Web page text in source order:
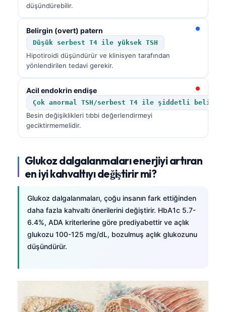
düşündürebilir.
Belirgin (overt) patern
Düşük serbest T4 ile yüksek TSH
Hipotiroidi düşündürür ve klinisyen tarafından
yönlendirilen tedavi gerekir.
Acil endokrin endişe
Çok anormal TSH/serbest T4 ile şiddetli
Besin değişiklikleri tıbbi değerlendirmeyi
geciktirmemelidir.
Glukoz dalgalanmaları enerjiyi artıran
en iyi kahvaltıyı değiştirir mi?
Glukoz dalgalanmaları, çoğu insanın fark ettiğinden
daha fazla kahvaltı önerilerini değiştirir. HbA1c 5.7-
6.4%, ADA kriterlerine göre prediyabettir ve açlık
glukozu 100-125 mg/dL, bozulmuş açlık glukozunu
düşündürür.
ગુજરાતી
Tiếng Việt
Tagalog
ភាសាខ្មែរ
Kiswahili
አማርኛ
Українська
O‘zbekcha
Català
Suomi
Hrvatski
كوردی‎